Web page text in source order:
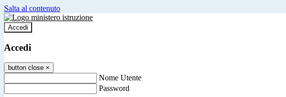
Salta al contenuto
Accedi
Accedi
button close ×
Nome Utente
Password